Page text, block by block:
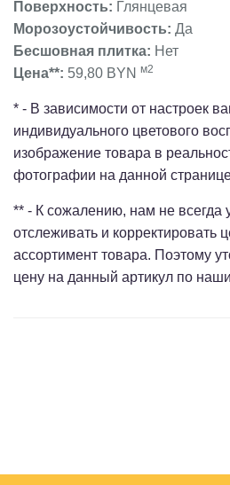
Поверхность: Глянцевая
Морозоустойчивость: Да
Бесшовная плитка: Нет
Цена**: 59,80 BYN м2
* - В зависимости от настроек
индивидуального цветового
изображение товара в
фотографии на данной
** - К сожалению, нам не всегда
отслеживать и корректировать
ассортимент товара. Поэтому
цену на данный артикул по